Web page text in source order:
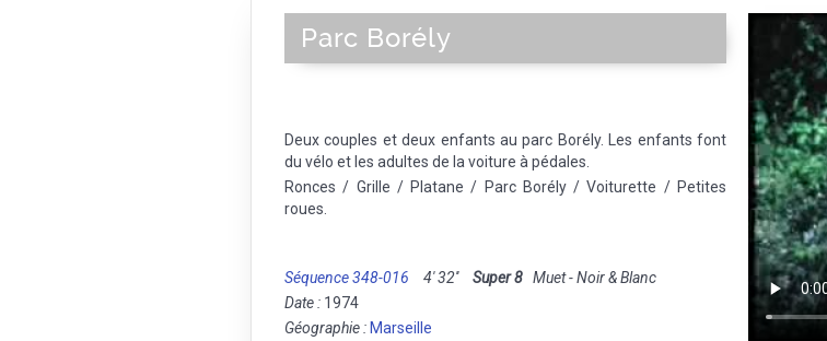
Parc Borély
Deux couples et deux enfants au parc Borély. Les enfants font
du vélo et les adultes de la voiture à pédales.
Ronces / Grille / Platane / Parc Borély / Voiturette / Petites
roues.
Séquence 348-016 4' 32'' Super 8 Muet - Noir & Blanc
Date : 1974
Géographie : Marseille